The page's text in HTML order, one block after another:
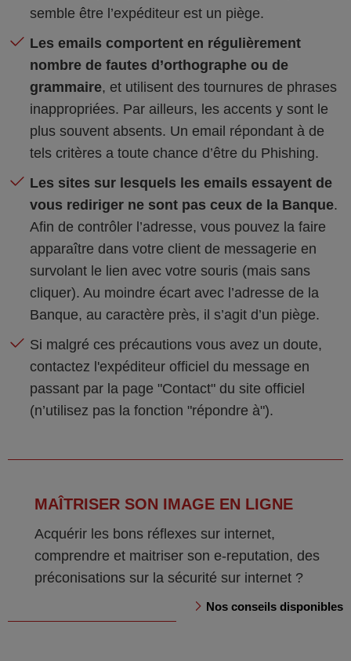
semble être l’expéditeur est un piège.
Les emails comportent en régulièrement
nombre de fautes d’orthographe ou de
grammaire, et utilisent des tournures de phrases
inappropriées. Par ailleurs, les accents y sont le
plus souvent absents. Un email répondant à de
tels critères a toute chance d’être du Phishing.
Les sites sur lesquels les emails essayent de
vous rediriger ne sont pas ceux de la Banque.
Afin de contrôler l’adresse, vous pouvez la faire
apparaître dans votre client de messagerie en
survolant le lien avec votre souris (mais sans
cliquer). Au moindre écart avec l’adresse de la
Banque, au caractère près, il s’agit d’un piège.
Si malgré ces précautions vous avez un doute,
contactez l'expéditeur officiel du message en
passant par la page "Contact" du site officiel
(n’utilisez pas la fonction "répondre à").
MAÎTRISER SON IMAGE EN LIGNE
Acquérir les bons réflexes sur internet,
comprendre et maitriser son e-reputation, des
préconisations sur la sécurité sur internet ?
Nos conseils disponibles